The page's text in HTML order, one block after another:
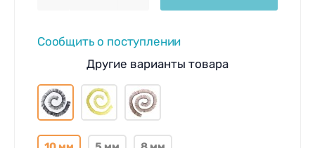
Сообщить о поступлении
Другие варианты товара